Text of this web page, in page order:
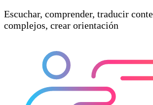
Escuchar, comprender, traducir
complejos, crear orientación